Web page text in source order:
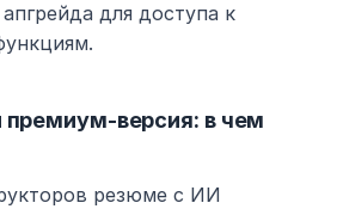
для доступа к
премиум-версия: в чем
резюме с ИИ